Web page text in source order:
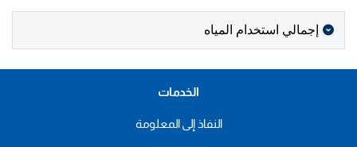
إجمالي استخدام المياه
الخدمات
النفاذ إلى المعلومة